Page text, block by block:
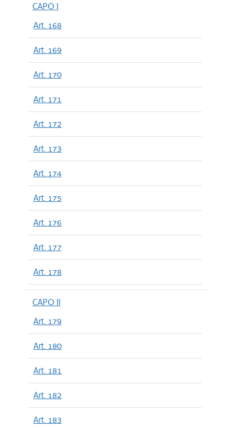
CAPO I
Art. 168
Art. 169
Art. 170
Art. 171
Art. 172
Art. 173
Art. 174
Art. 175
Art. 176
Art. 177
Art. 178
CAPO II
Art. 179
Art. 180
Art. 181
Art. 182
Art. 183